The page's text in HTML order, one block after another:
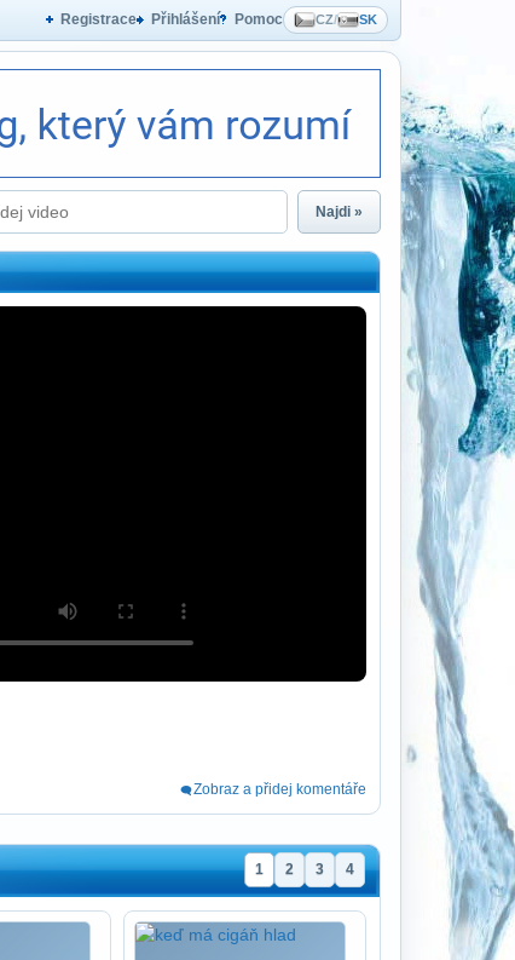
Registrace Přihlášení Pomoc CZ/ SK
Najdi »
Zobraz a přidej komentáře
1 2 3 4